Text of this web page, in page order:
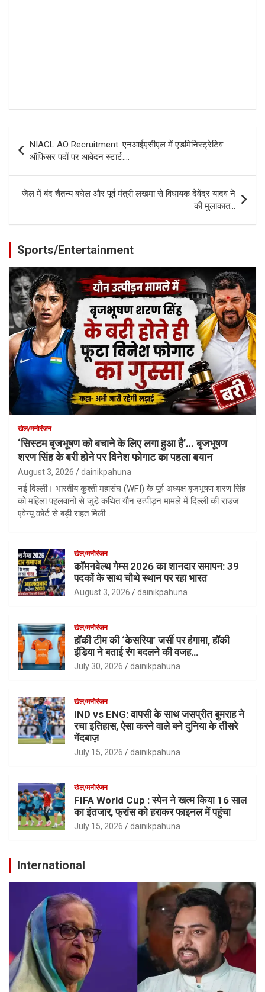
navigation
NIACL AO Recruitment: एनआईएसीएल में एडमिनिस्ट्रेटिव
ऑफिसर पदों पर आवेदन स्टार्ट….
जेल में बंद चैतन्य बघेल और पूर्व मंत्री लखमा से विधायक देवेंद्र यादव ने
की मुलाकात…
Sports/Entertainment
खेल/मनोरंजन
‘सिस्टम बृजभूषण को बचाने के लिए लगा हुआ है’… बृजभूषण
शरण सिंह के बरी होने पर विनेश फोगाट का पहला बयान
August 3, 2026 dainikpahuna
नई दिल्ली। भारतीय कुश्ती महासंघ (WFI) के पूर्व अध्यक्ष बृजभूषण शरण सिंह
को महिला पहलवानों से जुड़े कथित यौन उत्पीड़न मामले में दिल्ली की राउज
एवेन्यू कोर्ट से बड़ी राहत मिली…
खेल/मनोरंजन
कॉमनवेल्थ गेम्स 2026 का शानदार समापन: 39
पदकों के साथ चौथे स्थान पर रहा भारत
August 3, 2026 dainikpahuna
खेल/मनोरंजन
हॉकी टीम की ‘केसरिया’ जर्सी पर हंगामा, हॉकी
इंडिया ने बताई रंग बदलने की वजह…
July 30, 2026 dainikpahuna
खेल/मनोरंजन
IND vs ENG: वापसी के साथ जसप्रीत बुमराह ने
रचा इतिहास, ऐसा करने वाले बने दुनिया के तीसरे
गेंदबाज़
July 15, 2026 dainikpahuna
खेल/मनोरंजन
FIFA World Cup : स्पेन ने खत्म किया 16 साल
का इंतजार, फ्रांस को हराकर फाइनल में पहुंचा
July 15, 2026 dainikpahuna
International